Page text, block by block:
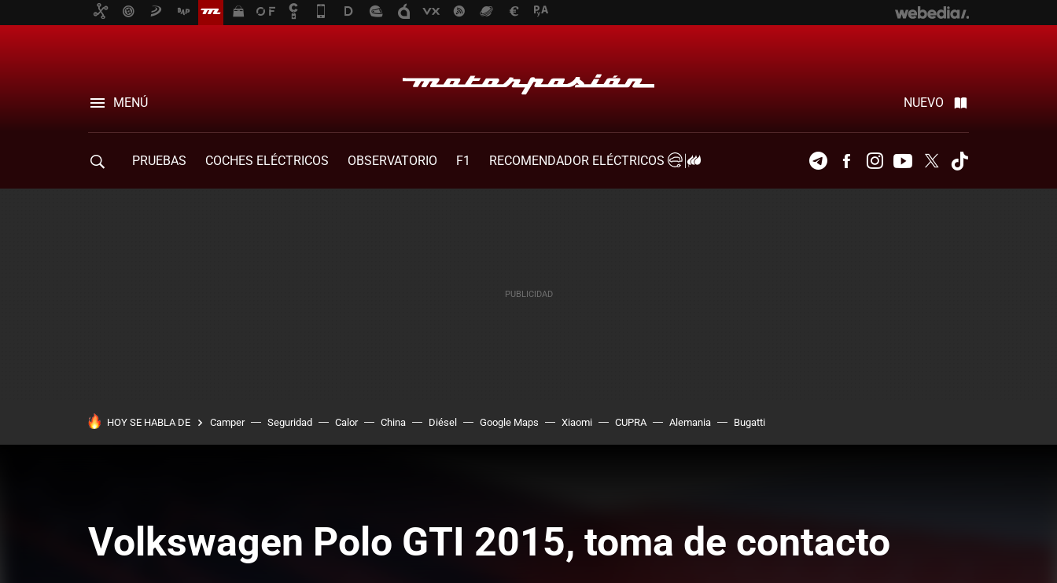
MENÚ NUEVO
PRUEBAS COCHES ELÉCTRICOS OBSERVATORIO F1
RECOMENDADOR ELÉCTRICOS
TelegramFacebookInstagramYoutubeTwitter
HOY SE HABLA DE Camper Seguridad Calor China Diésel Google Maps Xiaomi CUPRA Alemania Bugatti
Volkswagen Polo GTI 2015, toma de contacto